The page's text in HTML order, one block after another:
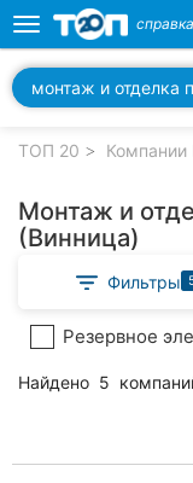
компании
Популярные
рубрики:
Стоматологии
Ветеринарные
Частные
Toggle
navigation
монтаж и отделка
ТОП 20
Монтаж и
(Винница)
Фильтры
Резервное
Найдено 5